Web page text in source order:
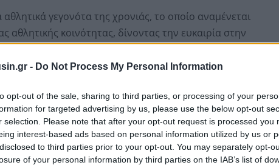
- Do Not Process My Personal Information
opt-out of the sale, sharing to third parties, or processing of your
for targeted advertising by us, please use the below opt-out
selection. Please note that after your opt-out request is processed you
interest-based ads based on personal information utilized by us or
to third parties prior to your opt-out. You may separately opt-
of your personal information by third parties on the IAB’s list of
γεγονότα της χρονιάς, το οποίο αναμένεται
αθλητικής κοινότητας, δίνοντας την ευκαιρία στην
κάθε γωνιά του πλανήτη την πολιτισμική τους